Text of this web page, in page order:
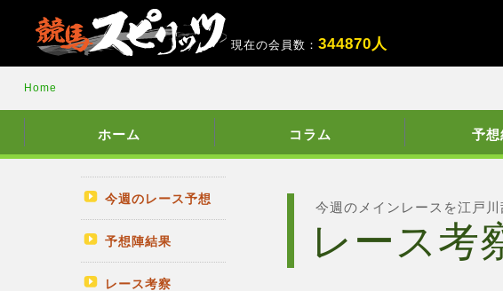
現在の会員数：344870人
Home
ホーム コラム 予想
今週のレース予想
予想陣結果
レース考察
今週のメインレースを江戸川
レース考